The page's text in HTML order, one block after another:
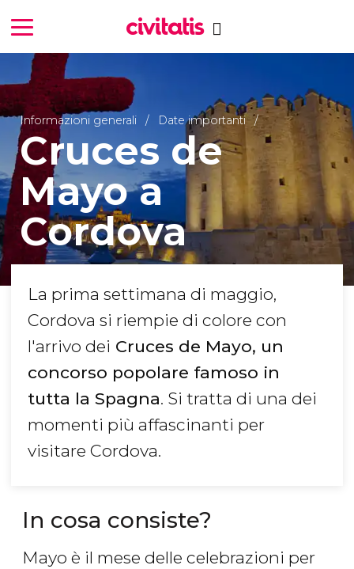
Informazioni generali Date importanti
Cruces de
Mayo a
Cordova
La prima settimana di maggio,
Cordova si riempie di colore con
l'arrivo dei Cruces de Mayo, un
concorso popolare famoso in
tutta la Spagna. Si tratta di una dei
momenti più affascinanti per
visitare Cordova.
In cosa consiste?
Mayo è il mese delle celebrazioni per